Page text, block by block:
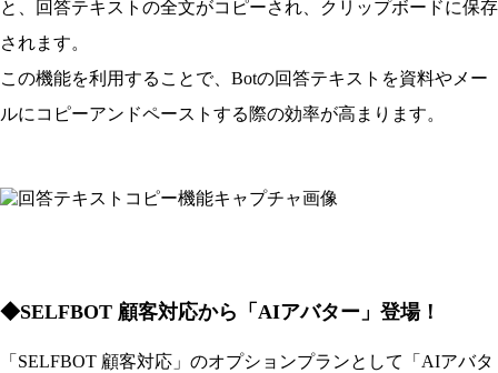
と、回答テキストの全文がコピーされ、クリップボードに保存
されます。
この機能を利用することで、Botの回答テキストを資料やメー
ルにコピーアンドペーストする際の効率が高まります。
◆SELFBOT 顧客対応から「AIアバター」登場！
「SELFBOT 顧客対応」のオプションプランとして「AIアバタ